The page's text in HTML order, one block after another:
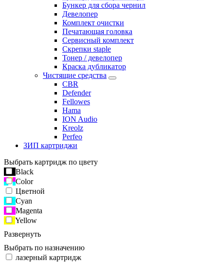
Бункер для сбора чернил
Девелопер
Комплект очистки
Печатающая головка
Сервисный комплект
Скрепки staple
Тонер / девелопер
Краска дубликатор
Чистящие средства
CBR
Defender
Fellowes
Hama
ION Audio
Kreolz
Perfeo
ЗИП картриджи
Выбрать картридж по цвету
Black
Color
Цветной
Cyan
Magenta
Yellow
Развернуть
Выбрать по назначению
лазерный картридж